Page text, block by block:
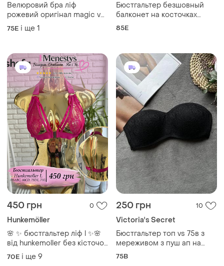
Велюровий бра ліф
рожевий оригінал magic va-
va-voom bra
75E і ще 1
Бюстгальтер безшовный
балконет на косточках
чашка на тонком поролоне
85E
450 грн 0
Hunkemöller
🌸 ✨ бюстгальтер ліф l ✨🌸
від hunkemoller без кісточок
70 e, 75 d e, 80 c d, 85 a b c
70E і ще 9
250 грн 10
Victoria's Secret
Бюстгальтер топ vs 75в з
мереживом з пуш ап на
поролоні
75B